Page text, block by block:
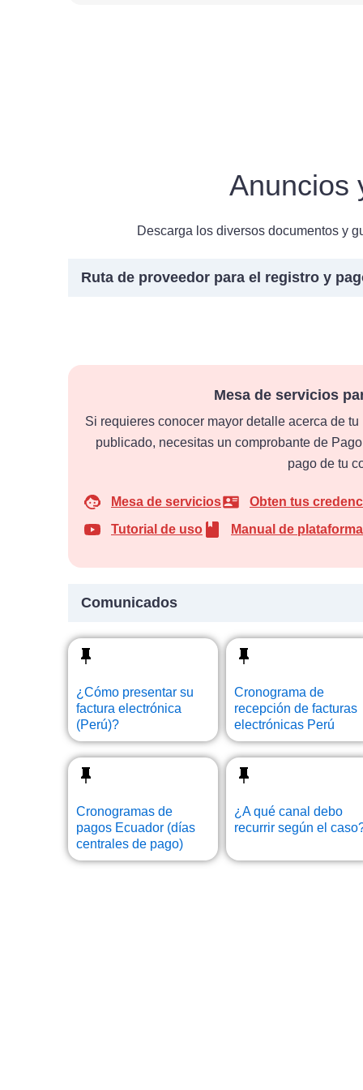
Anuncios
Descarga los diversos documentos y
Ruta de proveedor para el registro y
Mesa de servicios
Si requieres conocer mayor detalle acerca de
publicado, necesitas un comprobante de
pago de tu
Mesa de servicios
Obten tus
Tutorial de uso
Manual de plataforma
Comunicados
¿Cómo presentar su
factura electrónica
(Perú)?
Cronograma de
recepción de facturas
electrónicas Perú
Cronogramas de
pagos Ecuador (días
centrales de pago)
¿A qué canal debo
recurrir según el